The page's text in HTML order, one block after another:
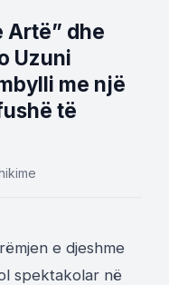
Artë” dhe
Uzuni
me një
të
e djeshme
spektakolar në